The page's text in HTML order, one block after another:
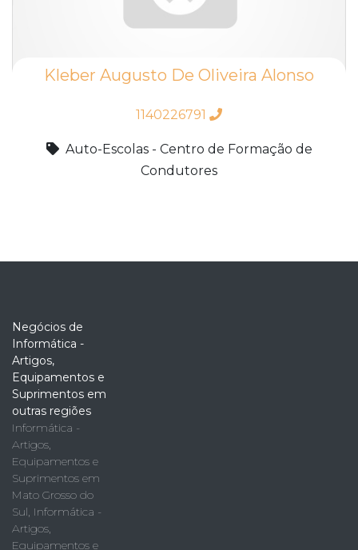
Kleber Augusto De Oliveira Alonso
1140226791
Auto-Escolas - Centro de Formação de
Condutores
Negócios de
Informática -
Artigos,
Equipamentos e
Suprimentos em
outras regiões
Informática -
Artigos,
Equipamentos e
Suprimentos em
Mato Grosso do
Sul, Informática -
Artigos,
Equipamentos e